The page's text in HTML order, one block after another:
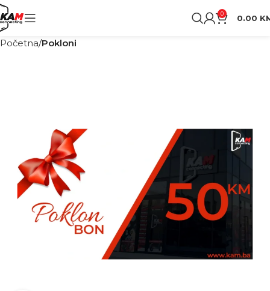
0 0.00
Početna Pokloni